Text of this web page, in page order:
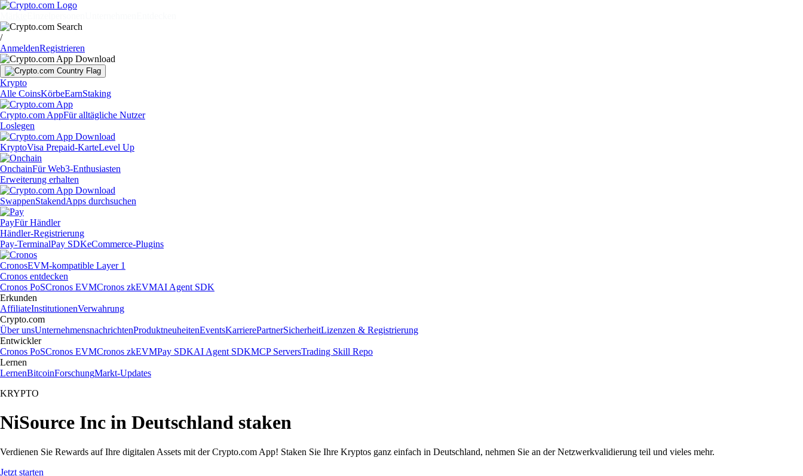
/
AnmeldenRegistrieren
Krypto
Alle CoinsKörbeEarnStaking
Crypto.com AppFür alltägliche Nutzer
Loslegen
KryptoVisa Prepaid-KarteLevel Up
OnchainFür Web3-Enthusiasten
Erweiterung erhalten
SwappenStakendApps durchsuchen
PayFür Händler
Händler-Registrierung
Pay-TerminalPay SDKeCommerce-Plugins
CronosEVM-kompatible Layer 1
Cronos entdecken
Cronos PoSCronos EVMCronos zkEVMAI Agent SDK
Erkunden
AffiliateInstitutionenVerwahrung
Crypto.com
Über unsUnternehmensnachrichtenProduktneuheitenEventsKarrierePartnerSicherheitLizenzen & Registrierung
Entwickler
Cronos PoSCronos EVMCronos zkEVMPay SDKAI Agent SDKMCP ServersTrading Skill Repo
Lernen
LernenBitcoinForschungMarkt-Updates
KRYPTO
NiSource Inc in Deutschland staken
Verdienen Sie Rewards auf Ihre digitalen Assets mit der Crypto.com App! Staken Sie Ihre Kryptos ganz einfach in Deutschland, nehmen Sie an der Netzwerkvalidierung teil und vieles mehr.
Jetzt starten